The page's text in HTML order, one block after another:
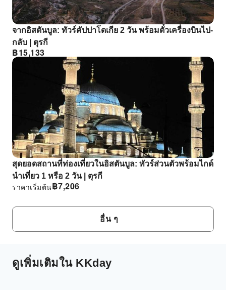
จากอิสตันบูล: ทัวร์คัปปาโดเกีย 2 วัน พร้อมตั๋วเครื่องบินไป-
กลับ | ตุรกี
฿15,133
สุดยอดสถานที่ท่องเที่ยวในอิสตันบูล: ทัวร์ส่วนตัวพร้อมไกด์
นําเที่ยว 1 หรือ 2 วัน | ตุรกี
฿7,206
ราคาเริ่มต้น
อื่น ๆ
ดูเพิ่มเติมใน KKday